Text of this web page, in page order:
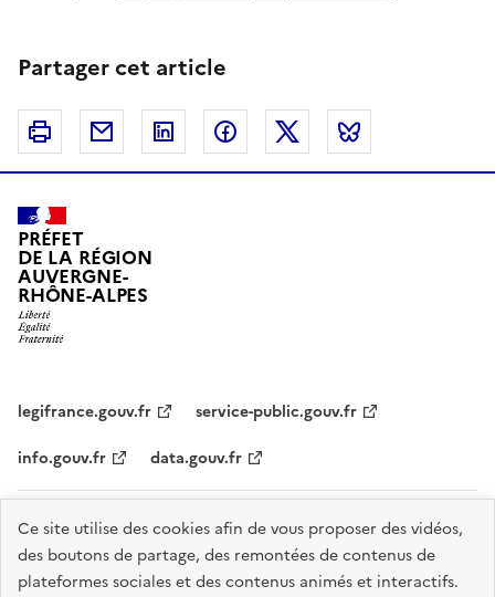
Ce site utilise des cookies afin de vous proposer des vidéos,
des boutons de partage, des remontées de contenus de
plateformes sociales et des contenus animés et interactifs.
Partager cet article
Imprimer Courriel Linkedin FacebookTwitter
PRÉFET
DE LA RÉGION
AUVERGNE-
RHÔNE-ALPES
legifrance.gouv.fr
service-public.gouv.fr
info.gouv.fr
data.gouv.fr
Plan du site Données personnelles et cookies
Accessibilité :
partiellement conforme
Mentions légales Gestion des cookies